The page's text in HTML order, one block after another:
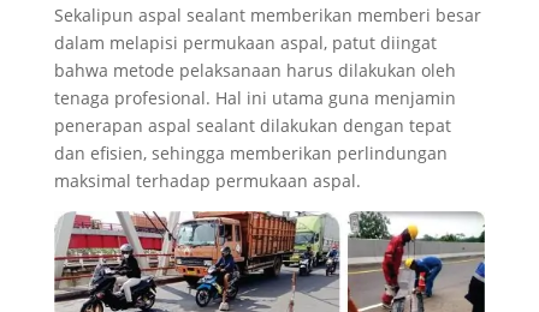
Sekalipun aspal sealant memberikan memberi besar
dalam melapisi permukaan aspal, patut diingat
bahwa metode pelaksanaan harus dilakukan oleh
tenaga profesional. Hal ini utama guna menjamin
penerapan aspal sealant dilakukan dengan tepat
dan efisien, sehingga memberikan perlindungan
maksimal terhadap permukaan aspal.